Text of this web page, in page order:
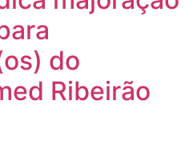
do
Ribeirão